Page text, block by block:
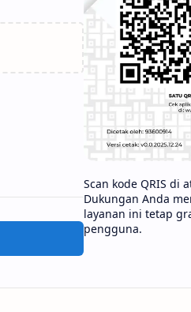
Scan kode QRIS di
Dukungan Anda
layanan ini tetap
pengguna.